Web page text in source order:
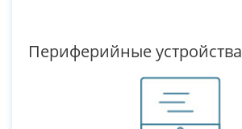
Периферийные устройства